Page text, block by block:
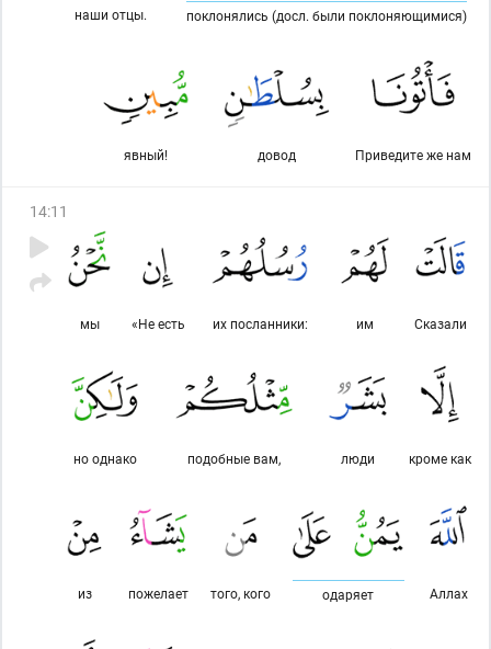
поклонялись (досл. были поклоняющимися)
наши отцы.
Приве­дите же нам
довод
явный!
14:11
Сказали
им
их посланники:
«Не есть
мы
кроме как
люди
подобные вам,
но однако
Аллах
одаряет
того, кого
пожелает
из